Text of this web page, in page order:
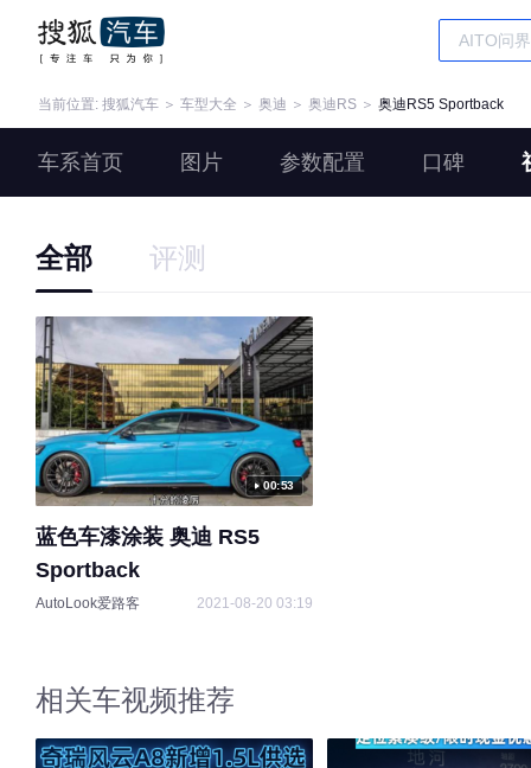
当前位置: 搜狐汽车 ＞ 车型大全 ＞ 奥迪 ＞ 奥迪RS ＞ 奥迪RS5 Sportback
车系首页 图片 参数配置 口碑
全部 评测
00:53
蓝色车漆涂装 奥迪 RS5
Sportback
AutoLook爱路客 2021-08-20 03:19
相关车视频推荐